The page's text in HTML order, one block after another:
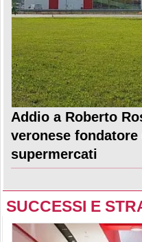
Addio a Roberto
veronese
supermercati
SUCCESSI E